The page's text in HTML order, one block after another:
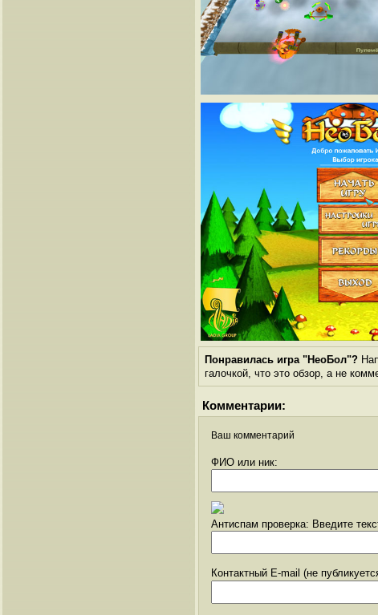
Понравилась игра "НеоБол"?
галочкой, что это обзор, а не
Комментарии:
Ваш комментарий
ФИО или ник:
Антиспам проверка: Введите
Контактный E-mail (не